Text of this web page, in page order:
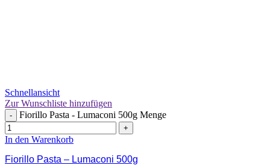
Schnellansicht
Zur Wunschliste hinzufügen
- Fiorillo Pasta - Lumaconi 500g Menge
+
In den Warenkorb
Fiorillo Pasta – Lumaconi 500g